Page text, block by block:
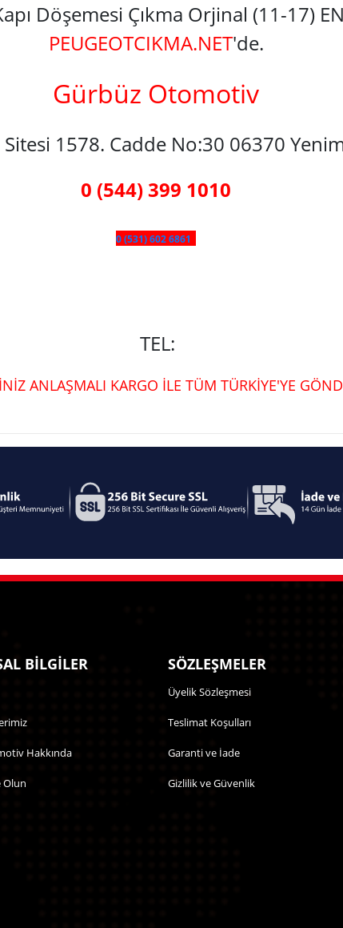
Döşemesi Çıkma Orjinal (11-17)
PEUGEOTCIKMA.NET'de.
Gürbüz Otomotiv
Sitesi 1578. Cadde No:30 06370
0 (544) 399 1010
0 (531) 602 6861
TEL:
ANLAŞMALI KARGO İLE TÜM TÜRKİYE'YE
BİLGİLER
Hakkında
Olun
SÖZLEŞMELER
Üyelik Sözleşmesi
Teslimat Koşulları
Garanti ve İade
Gizlilik ve Güvenlik